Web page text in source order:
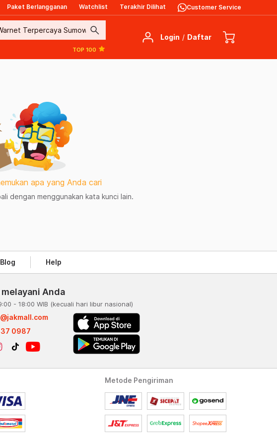
Paket Berlangganan Watchlist Terakhir Dilihat Customer Service
search
TOP 100
Login / Daftar
apa yang Anda cari
dengan menggunakan kata kunci lain.
Blog Help
melayani Anda
- 18:00 WIB (kecuali hari libur nasional)
0987
Metode Pengiriman